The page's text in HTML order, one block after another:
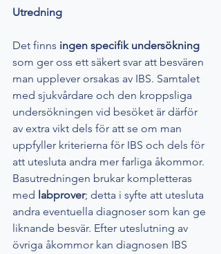
Utredning
Det finns ingen specifik undersökning
som ger oss ett säkert svar att besvären
man upplever orsakas av IBS. Samtalet
med sjukvårdare och den kroppsliga
undersökningen vid besöket är därför
av extra vikt dels för att se om man
uppfyller kriterierna för IBS och dels för
att utesluta andra mer farliga åkommor.
Basutredningen brukar kompletteras
med labprover; detta i syfte att utesluta
andra eventuella diagnoser som kan ge
liknande besvär. Efter uteslutning av
övriga åkommor kan diagnosen IBS